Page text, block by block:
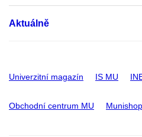
Aktuálně
Univerzitní magazín IS MU
Obchodní centrum MU Munishop